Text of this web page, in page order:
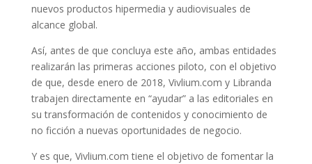
nuevos productos hipermedia y audiovisuales de
alcance global.
Así, antes de que concluya este año, ambas entidades
realizarán las primeras acciones piloto, con el objetivo
de que, desde enero de 2018, Vivlium.com y Libranda
trabajen directamente en “ayudar” a las editoriales en
su transformación de contenidos y conocimiento de
no ficción a nuevas oportunidades de negocio.
Y es que, Vivlium.com tiene el objetivo de fomentar la